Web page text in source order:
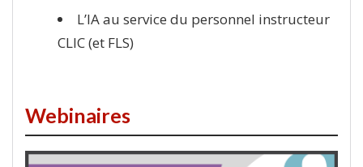
L’IA au service du personnel instructeur
CLIC (et FLS)
Webinaires